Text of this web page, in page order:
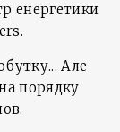
енергетики
Але
порядку